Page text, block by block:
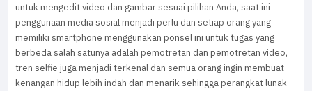
untuk mengedit video dan gambar sesuai pilihan Anda, saat ini
penggunaan media sosial menjadi perlu dan setiap orang yang
memiliki smartphone menggunakan ponsel ini untuk tugas yang
berbeda salah satunya adalah pemotretan dan pemotretan video,
tren selfie juga menjadi terkenal dan semua orang ingin membuat
kenangan hidup lebih indah dan menarik sehingga perangkat lunak